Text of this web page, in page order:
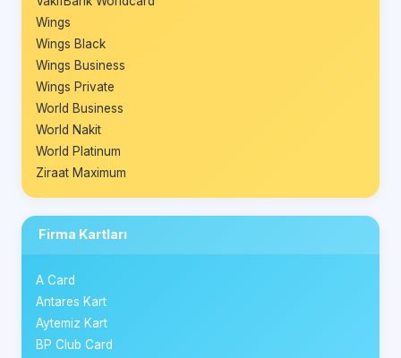
Wings
Wings Black
Wings Business
Wings Private
World Business
World Nakit
World Platinum
Ziraat Maximum
Firma Kartları
A Card
Antares Kart
Aytemiz Kart
BP Club Card